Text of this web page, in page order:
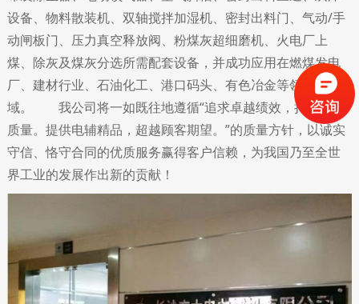
设备、物料散装机、双轴搅拌加湿机、密封出料门、气动/手
动闸板门、压力真空释放阀、粉煤灰超细磨机、火电厂上
煤、除灰及煤灰分选所需配套设备，并成功应用在燃煤发电
厂、建材行业、石油化工、港口码头、有色冶金等领
域。 我公司将一如既往地遵循“追求卓越绩效，持续改进
质量。提供电辅精品，超越顾客期望。”的质量方针，以诚实
守信、恪守合同的优质服务赢得客户信赖，为我国乃至全世
界工业的发展作出新的贡献！